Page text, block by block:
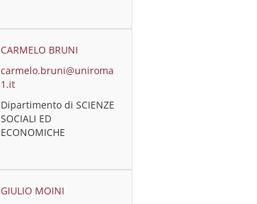
CARMELO BRUNI
carmelo.bruni@uniroma
1.it
Dipartimento di SCIENZE
SOCIALI ED
ECONOMICHE
GIULIO MOINI